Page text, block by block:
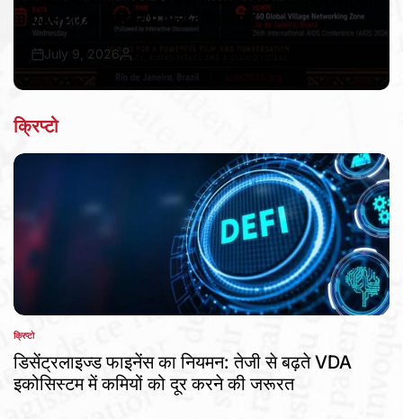
एड्स 2026 सम्मेलन में मिला वैश्विक मंच
Post
July 9, 2026
By:
क्रिप्टो
POSTED
IN
क्रिप्टो
डिसेंट्रलाइज्ड फाइनेंस का नियमन: तेजी से बढ़ते VDA
इकोसिस्टम में कमियों को दूर करने की जरूरत